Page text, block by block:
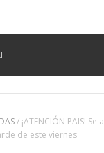
/ ¡ATENCIÓN PAIS!
de este viernes